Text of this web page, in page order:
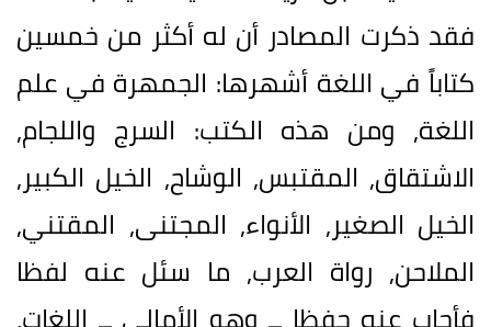
فقد ذكرت المصادر أن له أكثر من خمسين
كتاباً في اللغة أشهرها: الجمهرة في علم
اللغة, ومن هذه الكتب: السرج واللجام,
الاشتقاق, المقتبس, الوشاح, الخيل الكبير,
الخيل الصغير, الأنواء, المجتنى, المقتني,
الملاحن, رواة العرب, ما سئل عنه لفظا